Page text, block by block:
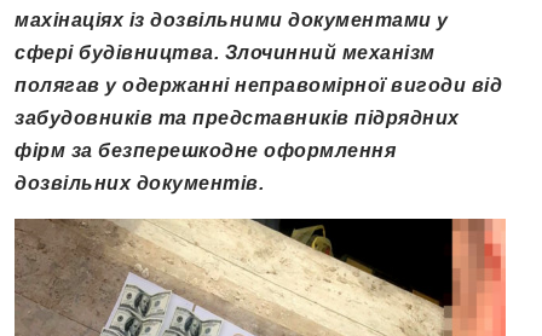
махінаціях із дозвільними документами у
сфері будівництва. Злочинний механізм
полягав у одержанні неправомірної вигоди від
забудовників та представників підрядних
фірм за безперешкодне оформлення
дозвільних документів.